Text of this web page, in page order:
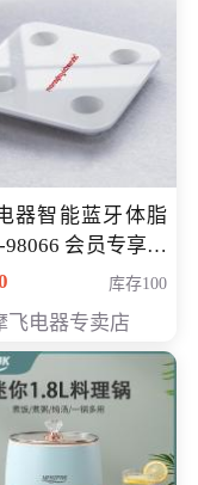
器智能蓝牙体脂
98066 会员专享价
库存100
飞电器专卖店